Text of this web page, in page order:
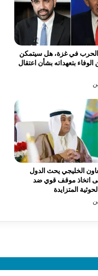
الحرب في غزة، هل سيتمكن
بتعهداته بشأن اعتقال
الخليجي يحث الدول
اتخاذ موقف قوي ضد
المتزايدة